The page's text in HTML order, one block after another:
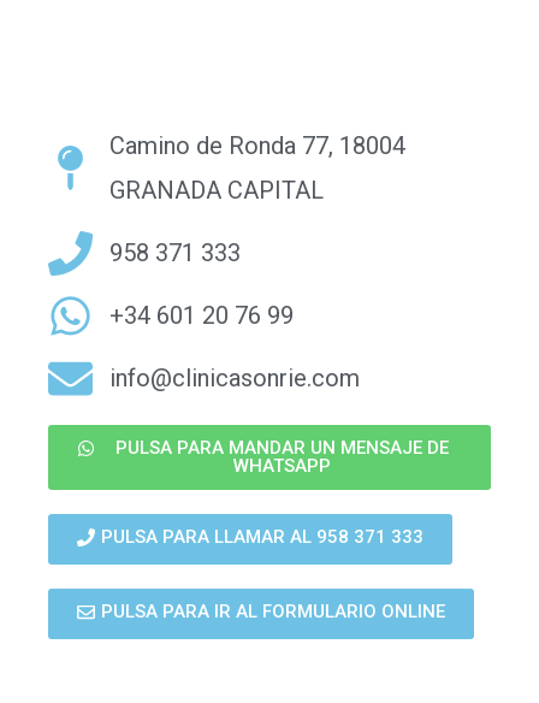
Camino de Ronda 77, 18004
GRANADA CAPITAL
958 371 333
+34 601 20 76 99
info@clinicasonrie.com
PULSA PARA MANDAR UN MENSAJE DE
WHATSAPP
PULSA PARA LLAMAR AL 958 371 333
PULSA PARA IR AL FORMULARIO ONLINE